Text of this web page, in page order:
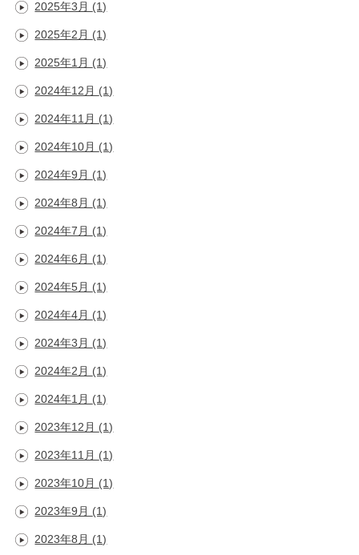
2025年3月 (1)
2025年2月 (1)
2025年1月 (1)
2024年12月 (1)
2024年11月 (1)
2024年10月 (1)
2024年9月 (1)
2024年8月 (1)
2024年7月 (1)
2024年6月 (1)
2024年5月 (1)
2024年4月 (1)
2024年3月 (1)
2024年2月 (1)
2024年1月 (1)
2023年12月 (1)
2023年11月 (1)
2023年10月 (1)
2023年9月 (1)
2023年8月 (1)